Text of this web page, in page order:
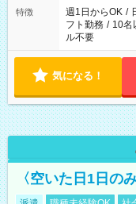
ください！
特徴 週1日からOK /
フト勤務 / 10名
ル不要
気になる！
〈空いた日1日の